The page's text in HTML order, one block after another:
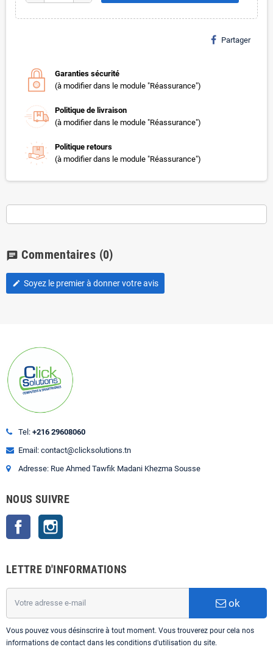
Partager
Garanties sécurité
(à modifier dans le module "Réassurance")
Politique de livraison
(à modifier dans le module "Réassurance")
Politique retours
(à modifier dans le module "Réassurance")
chat Commentaires (0)
edit Soyez le premier à donner votre avis
Tel: +216 29608060
Email: contact@clicksolutions.tn
Adresse: Rue Ahmed Tawfik Madani Khezma Sousse
NOUS SUIVRE
Facebook
LETTRE D'INFORMATIONS
ok
Vous pouvez vous désinscrire à tout moment. Vous trouverez pour cela nos
informations de contact dans les conditions d'utilisation du site.